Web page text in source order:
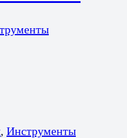
, Инструменты